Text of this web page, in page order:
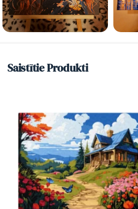
Saistītie Produkti